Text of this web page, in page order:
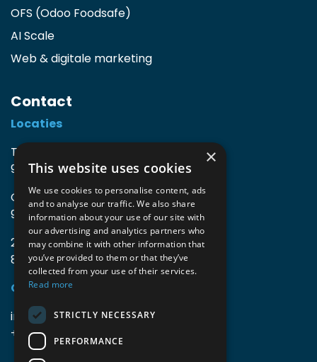
OFS (Odoo Foodsafe)
AI Scale
Web & digitale marketing
Contact
Locaties
TIO3 | O.Delghuststraat 60
9600 Ronse, België
Guido Gezellelaan 16
9800 Deinze, België
2mprove (web) | Westlaan 470
8800 Roeselare, België
Gegevens
info@accomodata.be
+32 9 396 21 00
×
This website uses cookies
We use cookies to personalise content, ads
and to analyse our traffic. We also share
information about your use of our site with
our advertising and analytics partners who
may combine it with other information that
you’ve provided to them or that they’ve
collected from your use of their services.
Read more
STRICTLY NECESSARY
PERFORMANCE